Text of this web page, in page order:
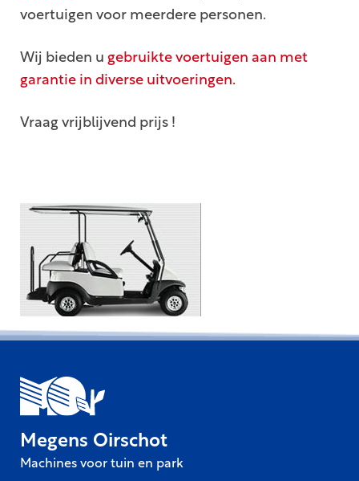
voertuigen voor meerdere personen.
Wij bieden u gebruikte voertuigen aan met
garantie in diverse uitvoeringen.
Vraag vrijblijvend prijs !
Megens Oirschot
Machines voor tuin en park